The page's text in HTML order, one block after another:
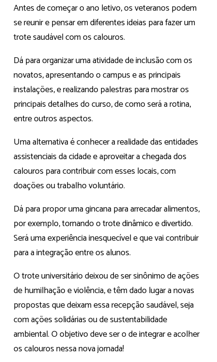
Antes de começar o ano letivo, os veteranos podem
se reunir e pensar em diferentes ideias para fazer um
trote saudável com os calouros.
Dá para organizar uma atividade de inclusão com os
novatos, apresentando o campus e as principais
instalações, e realizando palestras para mostrar os
principais detalhes do curso, de como será a rotina,
entre outros aspectos.
Uma alternativa é conhecer a realidade das entidades
assistenciais da cidade e aproveitar a chegada dos
calouros para contribuir com esses locais, com
doações ou trabalho voluntário.
Dá para propor uma gincana para arrecadar alimentos,
por exemplo, tornando o trote dinâmico e divertido.
Será uma experiência inesquecível e que vai contribuir
para a integração entre os alunos.
O trote universitário deixou de ser sinônimo de ações
de humilhação e violência, e têm dado lugar a novas
propostas que deixam essa recepção saudável, seja
com ações solidárias ou de sustentabilidade
ambiental. O objetivo deve ser o de integrar e acolher
os calouros nessa nova jornada!